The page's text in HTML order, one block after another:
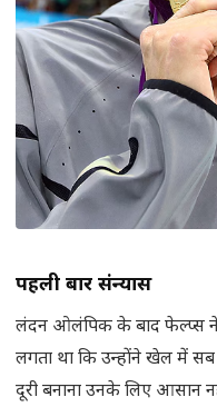
पहली बार संन्यास
लंदन ओलंपिक के बाद फेल्प्स ने
लगता था कि उन्होंने खेल में
दूरी बनाना उनके लिए आसान